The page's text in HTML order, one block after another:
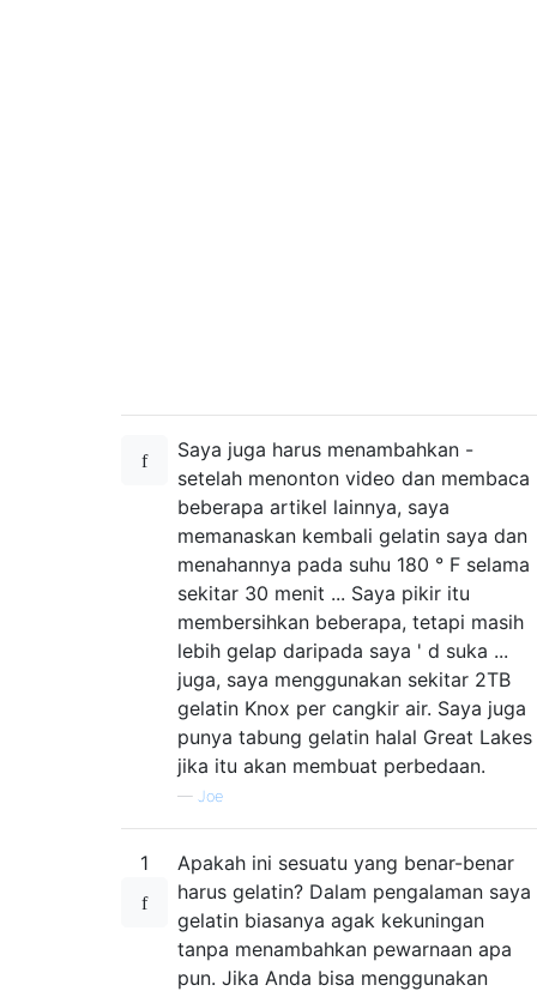
Saya juga harus menambahkan -
setelah menonton video dan membaca
beberapa artikel lainnya, saya
memanaskan kembali gelatin saya dan
menahannya pada suhu 180 ° F selama
sekitar 30 menit ... Saya pikir itu
membersihkan beberapa, tetapi masih
lebih gelap daripada saya ' d suka ...
juga, saya menggunakan sekitar 2TB
gelatin Knox per cangkir air. Saya juga
punya tabung gelatin halal Great Lakes
jika itu akan membuat perbedaan.
— Joe
1
Apakah ini sesuatu yang benar-benar
harus gelatin? Dalam pengalaman saya
gelatin biasanya agak kekuningan
tanpa menambahkan pewarnaan apa
pun. Jika Anda bisa menggunakan